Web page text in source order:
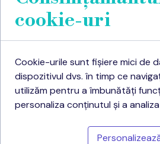
scrisoare
Pachet Blue
lei
🛑 Greșeli frecvente
Greșeală Efect
traducerilor
Dosar
cookie-uri
Cookie-urile sunt fișiere mici de
dispozitivul dvs. în timp ce
utilizăm pentru a îmbunătăți
personaliza conținutul și a